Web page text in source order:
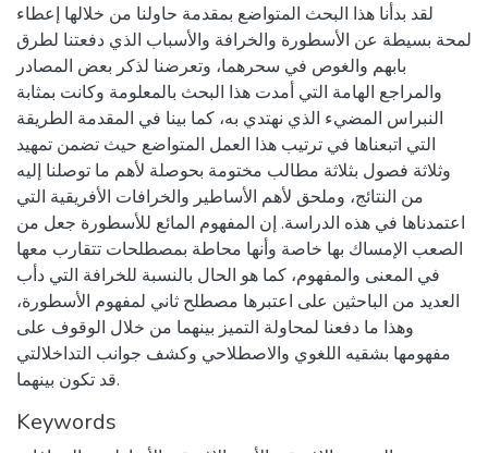
لقد بدأنا هذا البحث المتواضع بمقدمة حاولنا من خلالها إعطاء
لمحة بسيطة عن الأسطورة والخرافة والأسباب الذي دفعتنا لطرق
بابهم والغوص في سحرهما، وتعرضنا لذكر بعض المصادر
والمراجع الهامة التي أمدت هذا البحث بالمعلومة وكانت بمثابة
النبراس المضيء الذي نهتدي به، كما بينا في المقدمة الطريقة
التي اتبعناها في ترتيب هذا العمل المتواضع حيث تضمن تمهيد
وثلاثة فصول بثلاثة مطالب مختومة بحوصلة لأهم ما توصلنا إليه
من النتائج، وملحق لأهم الأساطير والخرافات الأفريقية التي
اعتمدناها في هذه الدراسة. إن المفهوم المائع للأسطورة جعل من
الصعب الإمساك بها خاصة وأنها محاطة بمصطلحات تتقارب معها
في المعنى والمفهوم، كما هو الحال بالنسبة للخرافة التي دأب
العديد من الباحثين على اعتبرها مصطلح ثاني لمفهوم الأسطورة،
وهذا ما دفعنا لمحاولة التميز بينهما من خلال الوقوف على
مفهومها بشقيه اللغوي والاصطلاحي وكشف جوانب التداخلالتي
قد تكون بينهما.
Keywords